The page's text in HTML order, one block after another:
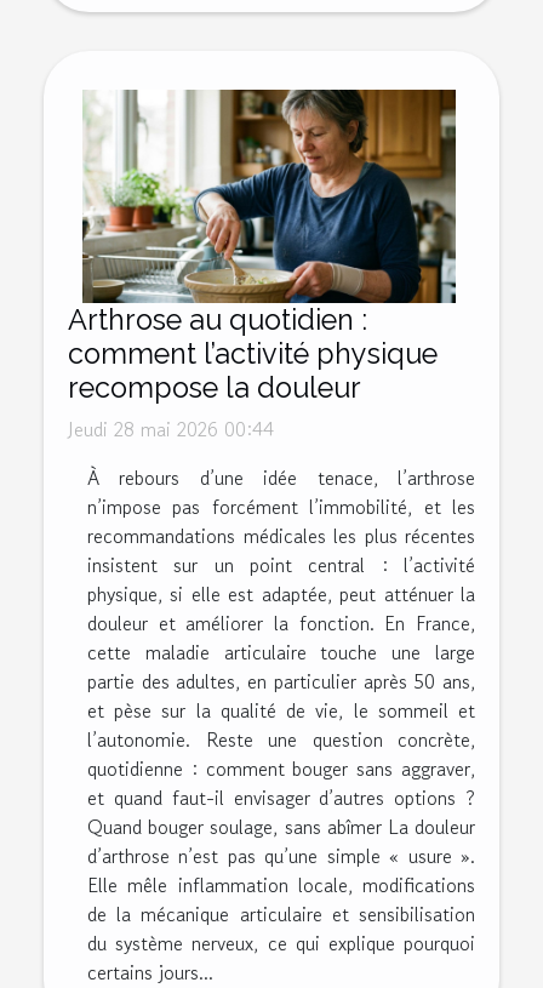
Arthrose au quotidien :
comment l’activité physique
recompose la douleur
Jeudi 28 mai 2026 00:44
À rebours d’une idée tenace, l’arthrose
n’impose pas forcément l’immobilité, et les
recommandations médicales les plus récentes
insistent sur un point central : l’activité
physique, si elle est adaptée, peut atténuer la
douleur et améliorer la fonction. En France,
cette maladie articulaire touche une large
partie des adultes, en particulier après 50 ans,
et pèse sur la qualité de vie, le sommeil et
l’autonomie. Reste une question concrète,
quotidienne : comment bouger sans aggraver,
et quand faut-il envisager d’autres options ?
Quand bouger soulage, sans abîmer La douleur
d’arthrose n’est pas qu’une simple « usure ».
Elle mêle inflammation locale, modifications
de la mécanique articulaire et sensibilisation
du système nerveux, ce qui explique pourquoi
certains jours...